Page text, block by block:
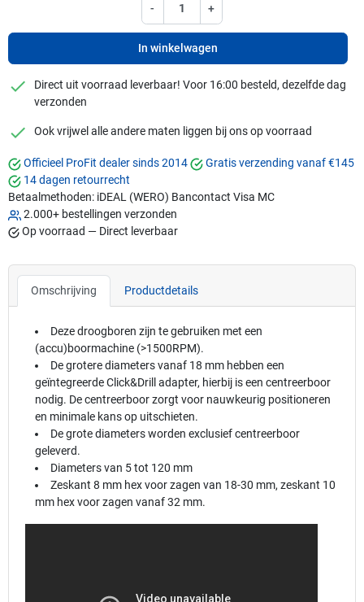
- +
In winkelwagen
checkmark
Direct uit voorraad leverbaar! Voor 16:00 besteld, dezelfde dag
verzonden
checkmark
Ook vrijwel alle andere maten liggen bij ons op voorraad
Officieel ProFit dealer sinds 2014
Gratis verzending vanaf €145
14 dagen retourrecht
Betaalmethoden: iDEAL (WERO) Bancontact Visa MC
2.000+ bestellingen verzonden
Op voorraad — Direct leverbaar
Omschrijving Productdetails
Deze droogboren zijn te gebruiken met een
(accu)boormachine (>1500RPM).
De grotere diameters vanaf 18 mm hebben een
geïntegreerde Click&Drill adapter, hierbij is een centreerboor
nodig. De centreerboor zorgt voor nauwkeurig positioneren
en minimale kans op uitschieten.
De grote diameters worden exclusief centreerboor
geleverd.
Diameters van 5 tot 120 mm
Zeskant 8 mm hex voor zagen van 18-30 mm, zeskant 10
mm hex voor zagen vanaf 32 mm.